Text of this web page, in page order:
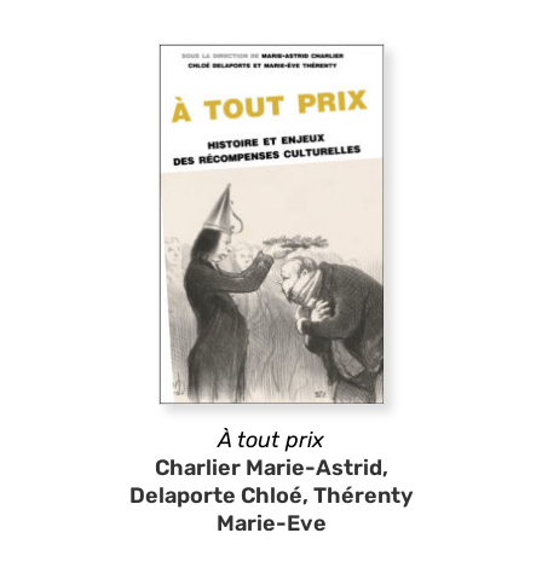
À tout prix
Charlier Marie-Astrid,
Delaporte Chloé, Thérenty
Marie-Eve